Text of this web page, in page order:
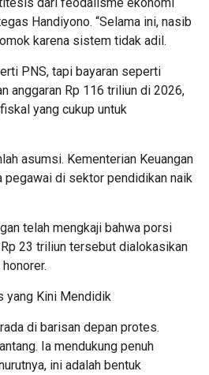
Handiyono. “Selama ini, nasib
karena sistem tidak adil.
PNS, tapi bayaran seperti
anggaran Rp 116 triliun di 2026,
yang cukup untuk
asumsi. Kementerian Keuangan
pegawai di sektor pendidikan naik
telah mengkaji bahwa porsi
23 triliun tersebut dialokasikan
yang Kini Mendidik
di barisan depan protes.
Ia mendukung penuh
ini adalah bentuk